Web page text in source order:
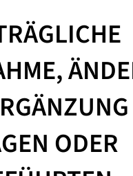
ODER